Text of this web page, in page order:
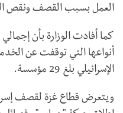
العمل بسبب القصف ونقص
كما أفادت الوزارة بأن
أنواعها التي توقفت عن
الإسرائيلي بلغ 29 مؤسسة.
ويتعرض قطاع غزة لقصف